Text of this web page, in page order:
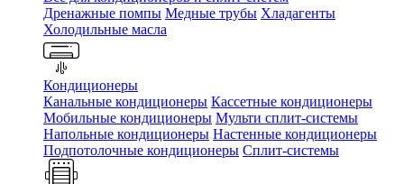
Дренажные помпы Медные трубы Хладагенты
Холодильные масла
Кондиционеры
Канальные кондиционеры Кассетные кондиционеры
Мобильные кондиционеры Мульти сплит-системы
Напольные кондиционеры Настенные кондиционеры
Подпотолочные кондиционеры Сплит-системы